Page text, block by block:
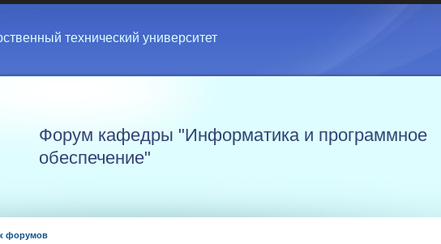
технический университет
Форум кафедры "Информатика и программное
обеспечение"
форумов